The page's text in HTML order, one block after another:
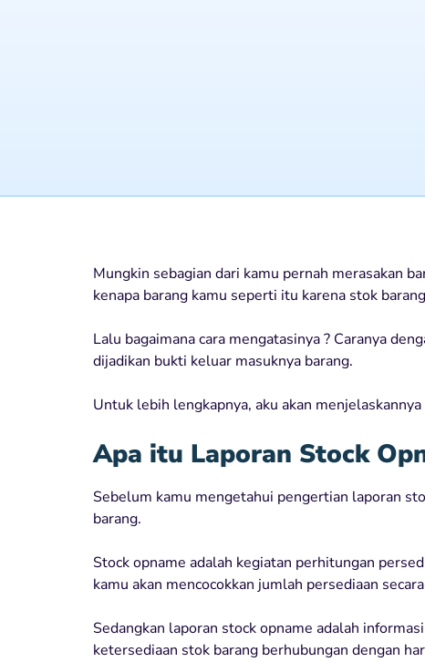
Mungkin sebagian dari kamu pernah merasakan
kenapa barang kamu seperti itu karena stok
Lalu bagaimana cara mengatasinya ? Caranya
dijadikan bukti keluar masuknya barang.
Untuk lebih lengkapnya, aku akan
Apa itu Laporan Stock
Sebelum kamu mengetahui pengertian laporan
barang.
Stock opname adalah kegiatan perhitungan
kamu akan mencocokkan jumlah persediaan
Sedangkan laporan stock opname adalah
ketersediaan stok barang berhubungan dengan